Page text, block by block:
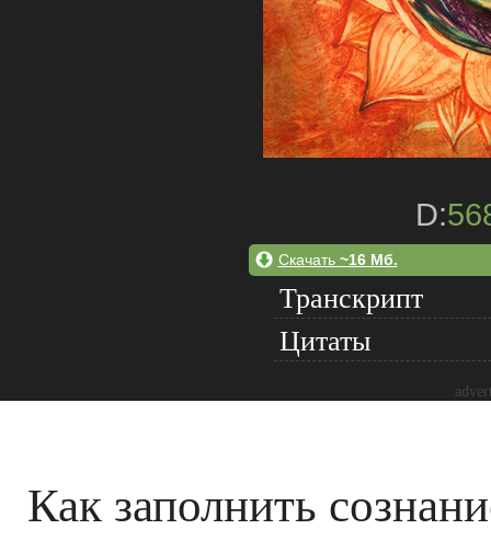
D:
Скачать ~16 Мб.
Транскрипт
Цитаты
Как заполнить